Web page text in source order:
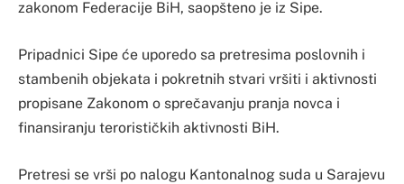
zakonom Federacije BiH, saopšteno je iz Sipe.
Pripadnici Sipe će uporedo sa pretresima poslovnih i
stambenih objekata i pokretnih stvari vršiti i aktivnosti
propisane Zakonom o sprečavanju pranja novca i
finansiranju terorističkih aktivnosti BiH.
Pretresi se vrši po nalogu Kantonalnog suda u Sarajevu